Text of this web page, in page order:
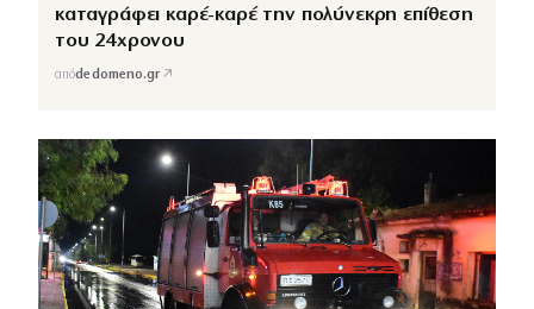
καταγράφει καρέ-καρέ την πολύνεκρη επίθεση
του 24χρονου
απόdedomeno.gr ↗